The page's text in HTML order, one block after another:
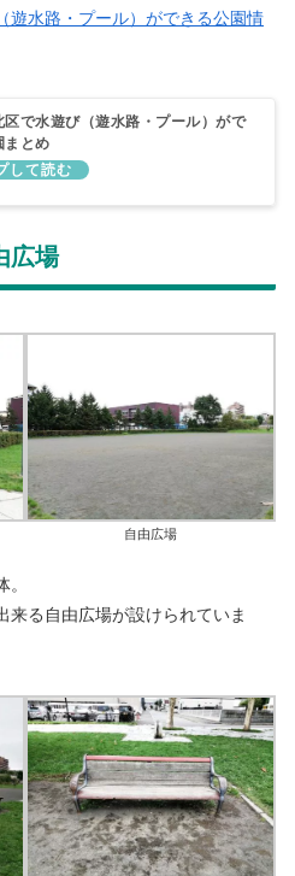
遊水路・プール）ができる公園情
区で水遊び（遊水路・プール）がで
まとめ
広場
自由広場
来る自由広場が設けられていま